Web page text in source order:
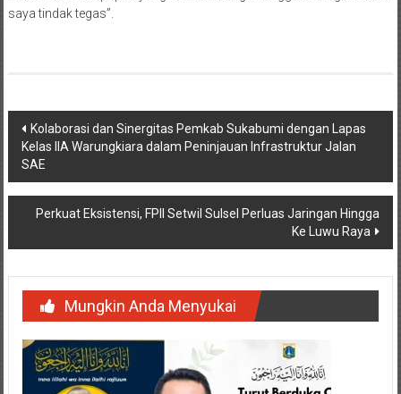
saya tindak tegas”.
Navigasi
pos
Kolaborasi dan Sinergitas Pemkab Sukabumi dengan Lapas
Kelas IIA Warungkiara dalam Peninjauan Infrastruktur Jalan
SAE
Perkuat Eksistensi, FPII Setwil Sulsel Perluas Jaringan Hingga
Ke Luwu Raya
Mungkin Anda Menyukai